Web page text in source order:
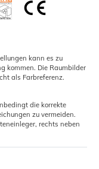
kann es zu
kommen. Die Raumbilder
als Farbreferenz.
die korrekte
zu vermeiden.
rechts neben